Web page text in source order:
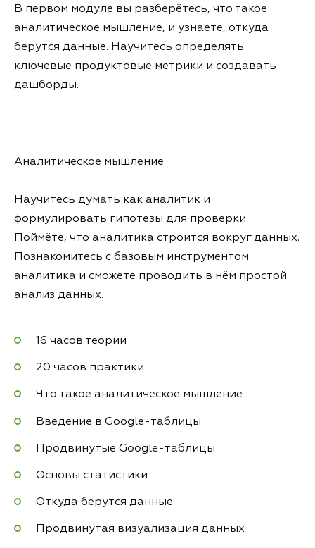
В первом модуле вы разберётесь, что такое
аналитическое мышление, и узнаете, откуда
берутся данные. Научитесь определять
ключевые продуктовые метрики и создавать
дашборды.
Аналитическое мышление
Научитесь думать как аналитик и
формулировать гипотезы для проверки.
Поймёте, что аналитика строится вокруг данных.
Познакомитесь с базовым инструментом
аналитика и сможете проводить в нём простой
анализ данных.
16 часов теории
20 часов практики
Что такое аналитическое мышление
Введение в Google-таблицы
Продвинутые Google-таблицы
Основы статистики
Откуда берутся данные
Продвинутая визуализация данных